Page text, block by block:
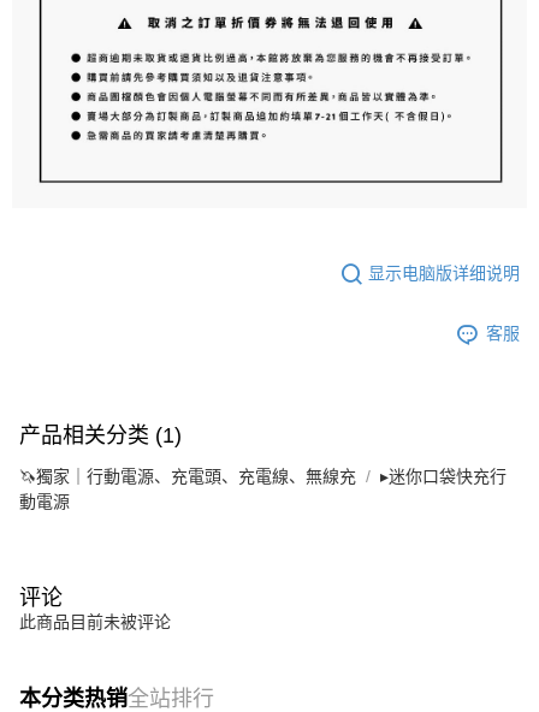
显示电脑版详细说明
客服
产品相关分类 (1)
🦄獨家｜行動電源、充電頭、充電線、無線充
▸迷你口袋快充行
動電源
评论
此商品目前未被评论
本分类热销全站排行